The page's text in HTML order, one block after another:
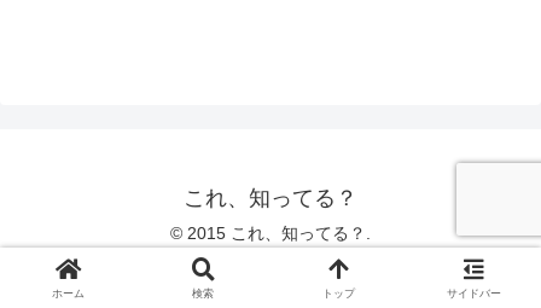
これ、知ってる？
© 2015 これ、知ってる？.
ホーム 検索 トップ サイドバー